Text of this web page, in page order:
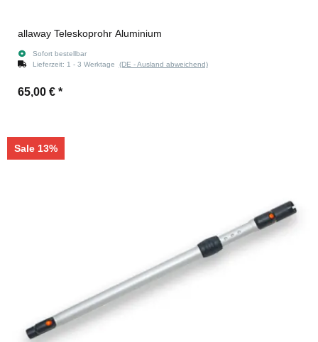
allaway Teleskoprohr Aluminium
Sofort bestellbar
Lieferzeit: 1 - 3 Werktage (DE - Ausland abweichend)
65,00 € *
Sale 13%